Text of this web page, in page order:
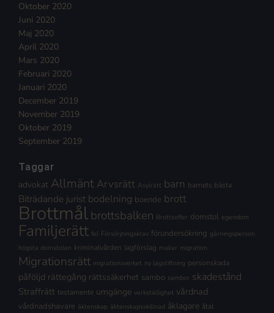
Oktober 2020
Juni 2020
Maj 2020
April 2020
Mars 2020
Februari 2020
Januari 2020
December 2019
November 2019
Oktober 2019
September 2019
Taggar
advokat Allmänt Arvsrätt Asylrätt barn barnets bästa
Biträdande jurist bodelning boende brott
Brottmålbrottsbalken Brottsoffer domstol egendom
Familjerätt fel Försörjningskrav förundersökning gärningsperson
högsta domstolen kriminalvården lagförslag makar migration
Migrationsrätt migrationsverket ny lagstiftning personskada
påföljd rättegång rättssäkerhet sambo sambor skadestånd
Straffrätt testamente umgänge verkställighet vårdnad
vårdnadshavare äktenskap äktenskapsskillnad åklagare åtal